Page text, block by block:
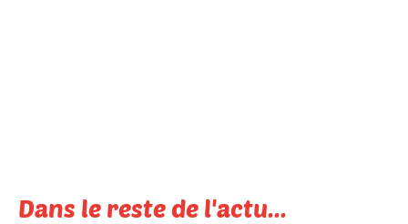
Dans le reste de l'actu...